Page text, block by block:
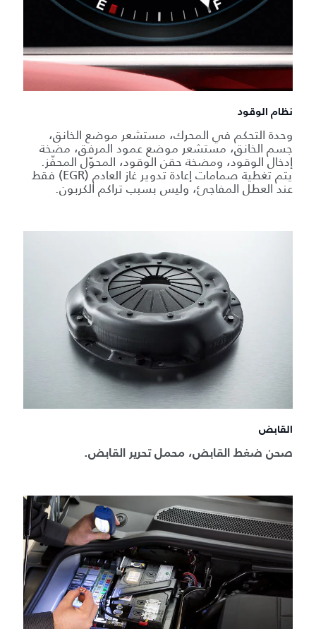
نظام الوقود
وحدة التحكم في المحرك، مستشعر موضع الخانق،
جسم الخانق، مستشعر موضع عمود المرفق، مضخة
إدخال الوقود، ومضخة حقن الوقود، المحوّل المحفّز.
يتم تغطية صمامات إعادة تدوير غاز العادم (EGR) فقط
عند العطل المفاجئ، وليس بسبب تراكم الكربون.
القابض
صحن ضغط القابض، محمل تحرير القابض.